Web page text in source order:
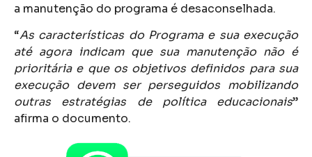
a manutenção do programa é desaconselhada.
“As características do Programa e sua execução
até agora indicam que sua manutenção não é
prioritária e que os objetivos definidos para sua
execução devem ser perseguidos mobilizando
outras estratégias de política educacionais”
afirma o documento.